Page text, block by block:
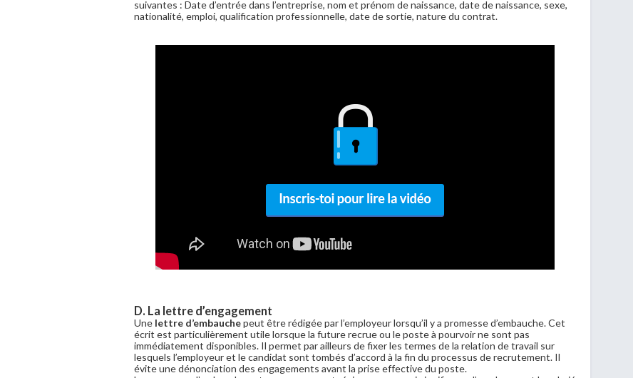
suivantes : Date d’entrée dans l’entreprise, nom et prénom de naissance, date de naissance, sexe,
nationalité, emploi, qualification professionnelle, date de sortie, nature du contrat.
D. La lettre d’engagement
Une lettre d’embauchepeut être rédigée par l’employeur lorsqu’il y a promesse d’embauche. Cet
écrit est particulièrement utile lorsque la future recrue ou le poste à pourvoir ne sont pas
immédiatement disponibles. Il permet par ailleurs de fixer les termes de la relation de travail sur
lesquels l’employeur et le candidat sont tombés d’accord à la fin du processus de recrutement. Il
évite une dénonciation des engagements avant la prise effective du poste.